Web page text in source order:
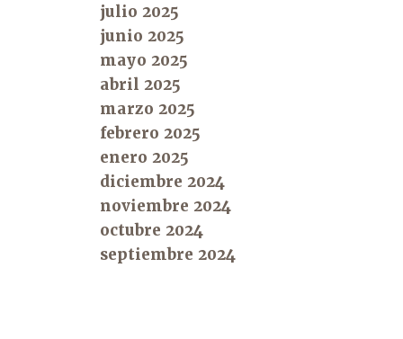
julio 2025
junio 2025
mayo 2025
abril 2025
marzo 2025
febrero 2025
enero 2025
diciembre 2024
noviembre 2024
octubre 2024
septiembre 2024